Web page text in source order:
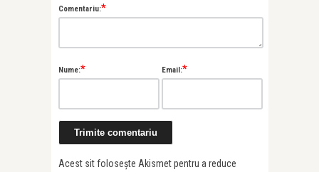
Comentariu:*
Nume:* Email:*
Acest sit folosește Akismet pentru a reduce